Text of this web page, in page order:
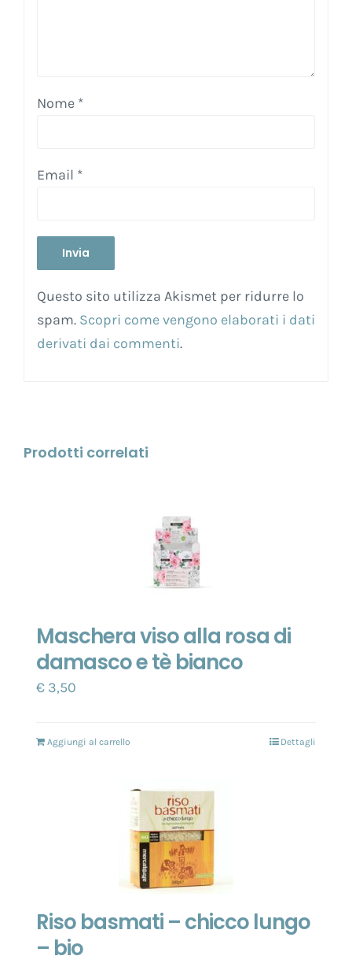
Nome *
Email *
Questo sito utilizza Akismet per ridurre lo
spam. Scopri come vengono elaborati i dati
derivati dai commenti.
Prodotti correlati
Maschera viso alla rosa di
damasco e tè bianco
€ 3,50
Aggiungi al carrello Dettagli
Riso basmati – chicco lungo
– bio